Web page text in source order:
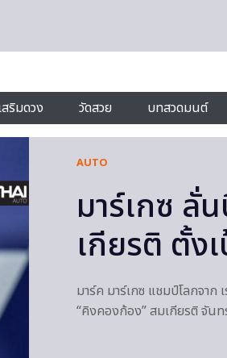
สริมดวง วัดสวย บทสวดมนต์
AUTO
มาร์เกซ ลั่
เกียรติ ตั้ง
มาร์ค มาร์เกซ แชมป์โลกจา
“คิงคองก้อง” สมเกียรติ จันท